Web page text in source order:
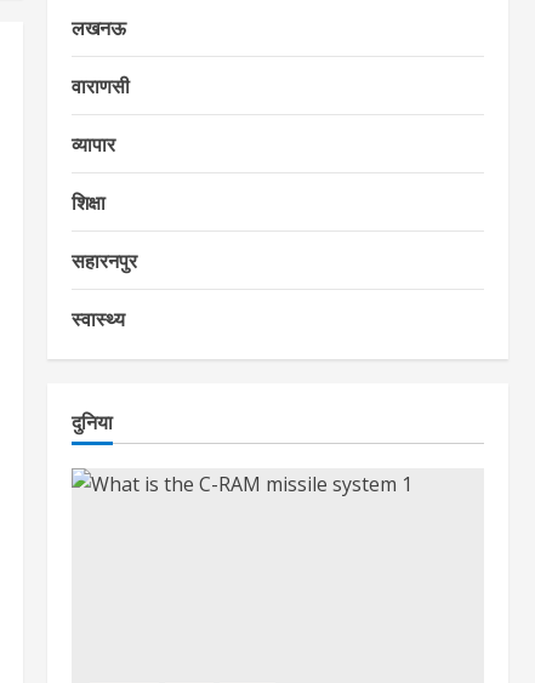
लखनऊ
वाराणसी
व्यापार
शिक्षा
सहारनपुर
स्वास्थ्य
दुनिया